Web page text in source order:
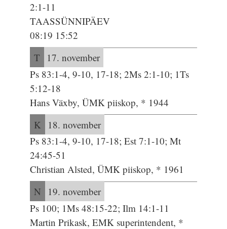
2:1-11
TAASSÜNNIPÄEV
08:19 15:52
T
17. november
Ps 83:1-4, 9-10, 17-18; 2Ms 2:1-10; 1Ts
5:12-18
Hans Växby, ÜMK piiskop, * 1944
K
18. november
Ps 83:1-4, 9-10, 17-18; Est 7:1-10; Mt
24:45-51
Christian Alsted, ÜMK piiskop, * 1961
N
19. november
Ps 100; 1Ms 48:15-22; Ilm 14:1-11
Martin Prikask, EMK superintendent, *